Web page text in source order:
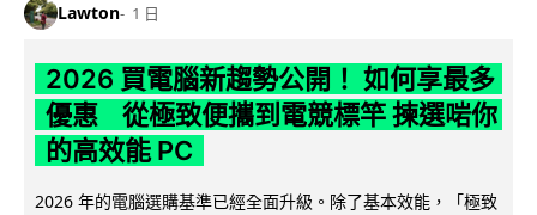
Lawton 1 日
2026 買電腦新趨勢公開！ 如何享最多
優惠 從極致便攜到電競標竿 揀選啱你
的高效能 PC
2026 年的電腦選購基準已經全面升級。除了基本效能，「極致